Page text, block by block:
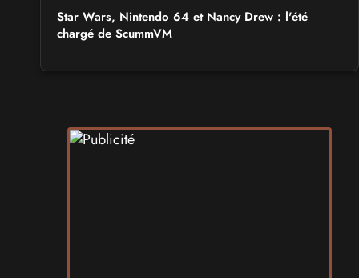
Star Wars, Nintendo 64 et Nancy Drew : l'été
chargé de ScummVM